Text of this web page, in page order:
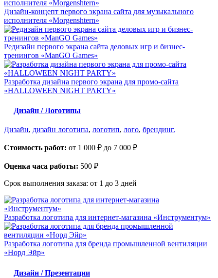
Дизайн-концепт первого экрана сайта для музыкального
исполнителя «Morgenshtern»
Редизайн первого экрана сайта деловых игр и бизнес-
тренингов «ManGO Games»
Разработка дизайна первого экрана для промо-сайта
«HALLOWEEN NIGHT PARTY»
Дизайн / Логотипы
Дизайн, дизайн логотипа, логотип, лого, брендинг.
Стоимость работ: от 1 000 ₽ до 7 000 ₽
Оценка часа работы: 500 ₽
Срок выполнения заказа: от 1 до 3 дней
Разработка логотипа для интернет-магазина «Инструментум»
Разработка логотипа для бренда промышленной вентиляции
«Норд Эйр»
Дизайн / Презентации